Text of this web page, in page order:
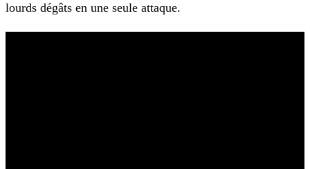
lourds dégâts en une seule attaque.